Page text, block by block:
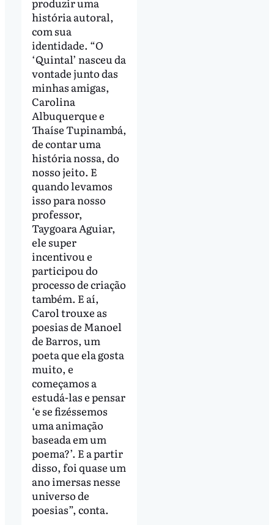
história autoral,
com sua
identidade. “O
‘Quintal’ nasceu da
vontade junto das
minhas amigas,
Carolina
Albuquerque e
Thaíse Tupinambá,
de contar uma
história nossa, do
nosso jeito. E
quando levamos
isso para nosso
professor,
Taygoara Aguiar,
ele super
incentivou e
participou do
processo de criação
também. E aí,
Carol trouxe as
poesias de Manoel
de Barros, um
poeta que ela gosta
muito, e
começamos a
estudá-las e pensar
‘e se fizéssemos
uma animação
baseada em um
poema?’. E a partir
disso, foi quase um
ano imersas nesse
universo de
poesias”, conta.